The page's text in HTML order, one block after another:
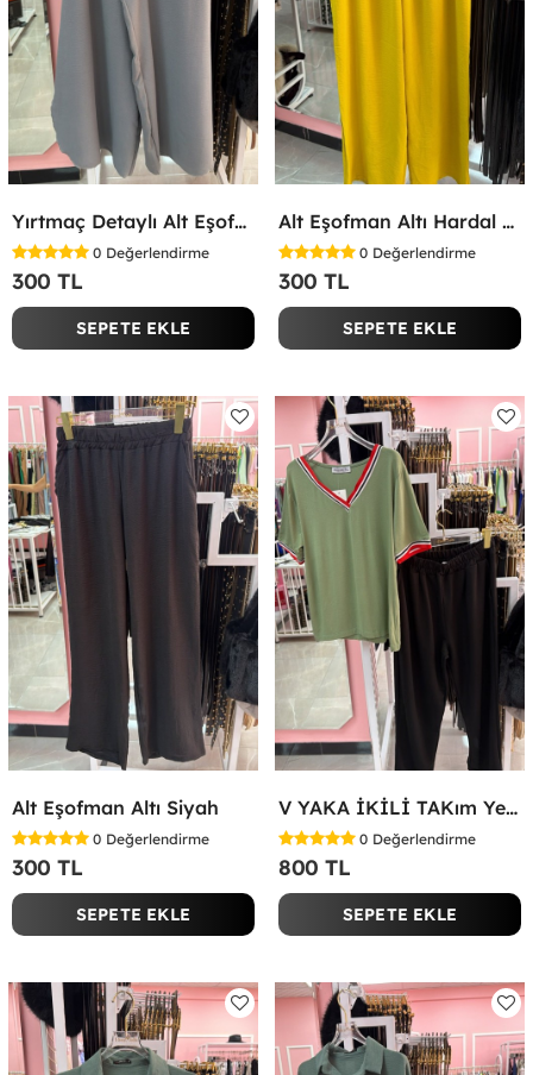
Yırtmaç Detaylı Alt Eşofman Altı Gri
0 Değerlendirme
300 TL
SEPETE EKLE
Alt Eşofman Altı Hardal Sarısı
0 Değerlendirme
300 TL
SEPETE EKLE
Alt Eşofman Altı Siyah
0 Değerlendirme
300 TL
SEPETE EKLE
V YAKA İKİLİ TAKım Yeşil
0 Değerlendirme
800 TL
SEPETE EKLE